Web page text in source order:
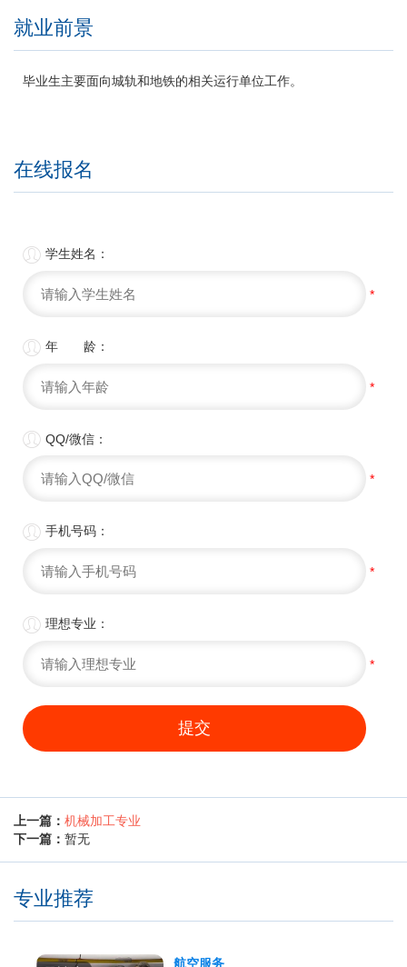
就业前景
毕业生主要面向城轨和地铁的相关运行单位工作。
在线报名
 学生姓名：
*
 年 龄：
*
 QQ/微信：
*
 手机号码：
*
 理想专业：
*
提交
上一篇： 机械加工专业
下一篇： 暂无
专业推荐
航空服务